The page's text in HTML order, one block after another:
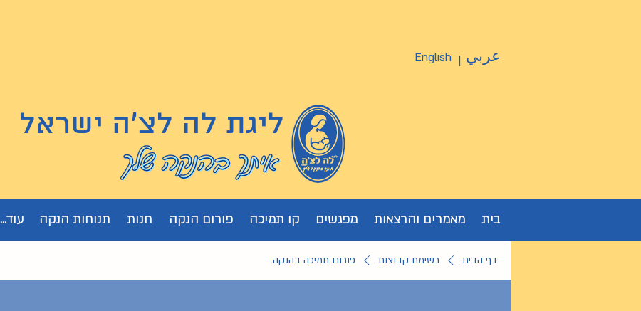
English عربي |
ליגת לה לצ'ה ישראל
בית מאמרים והרצאות מפגשים קו תמיכה פורום הנקה חנות תנוחות הנקה עוד...
דף הבית רשימת קבוצות פורום תמיכה בהנקה